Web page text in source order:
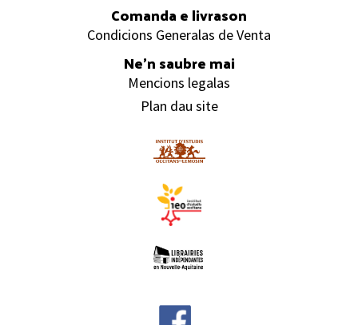
Comanda e livrason
Condicions Generalas de Venta
Ne’n saubre mai
Mencions legalas
Plan dau site